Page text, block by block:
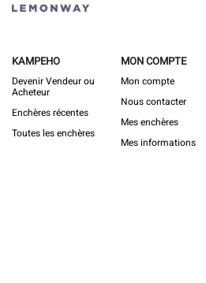
KAMPEHO
Devenir Vendeur ou
Acheteur
Enchères récentes
Toutes les enchères
MON COMPTE
Mon compte
Nous contacter
Mes enchères
Mes informations